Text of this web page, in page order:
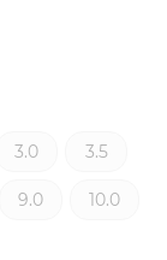
3.0 3.5
9.0 10.0